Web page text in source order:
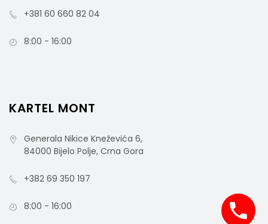
700,00rsd
+381 60 660 82 04
8:00 - 16:00
KARTEL MONT
Generala Nikice Kneževića 6,
84000 Bijelo Polje, Crna Gora
+382 69 350 197
8:00 - 16:00